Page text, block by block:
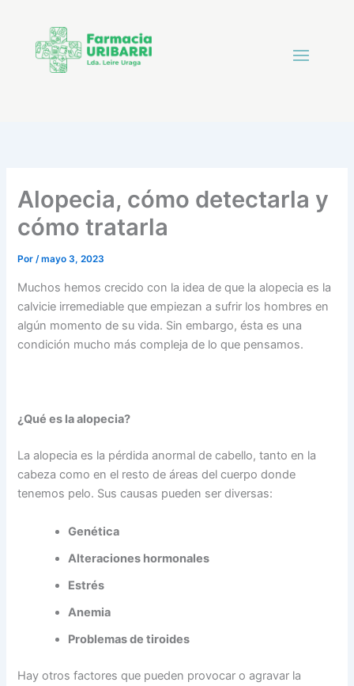
Alopecia, cómo detectarla y
cómo tratarla
Por/mayo 3, 2023
Muchos hemos crecido con la idea de que la alopecia es la
calvicie irremediable que empiezan a sufrir los hombres en
algún momento de su vida. Sin embargo, ésta es una
condición mucho más compleja de lo que pensamos.
¿Qué es la alopecia?
La alopecia es la pérdida anormal de cabello, tanto en la
cabeza como en el resto de áreas del cuerpo donde
tenemos pelo. Sus causas pueden ser diversas:
Genética
Alteraciones hormonales
Estrés
Anemia
Problemas de tiroides
Hay otros factores que pueden provocar o agravar la